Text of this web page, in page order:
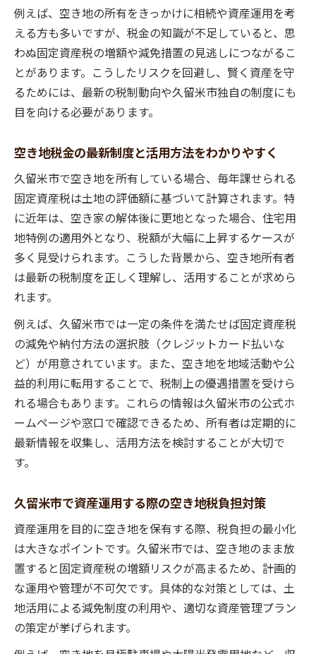
例えば、空き地の所有をきっかけに相続や資産運用を考
える方も多いですが、税金の知識が不足していると、思
わぬ固定資産税の増額や減免措置の見逃しにつながるこ
とがあります。こうしたリスクを回避し、賢く資産を守
るためには、最新の税制動向や久留米市独自の制度にも
目を向ける必要があります。
空き地税金の最新制度と活用方法をわかりやすく
久留米市で空き地を所有している場合、毎年課せられる
固定資産税は土地の評価額に基づいて計算されます。特
に近年は、空き家の解体後に更地となった場合、住宅用
地特例の適用外となり、税額が大幅に上昇するケースが
多く見受けられます。こうした背景から、空き地所有者
は最新の税制度を正しく理解し、活用することが求めら
れます。
例えば、久留米市では一定の条件を満たせば固定資産税
の減免や納付方法の選択肢（クレジットカード払いな
ど）が用意されています。また、空き地を地域活動や公
益的利用に転用することで、税制上の優遇措置を受けら
れる場合もあります。これらの情報は久留米市の公式ホ
ームページや窓口で確認できるため、所有者は定期的に
最新情報を収集し、活用方法を検討することが大切で
す。
久留米市で資産運用する際の空き地税負担対策
資産運用を目的に空き地を保有する際、税負担の最小化
は大きなポイントです。久留米市では、空き地のまま放
置すると固定資産税の増額リスクが高まるため、計画的
な運用や管理が不可欠です。具体的な対策としては、土
地活用による減免制度の利用や、適切な資産管理プラン
の策定が挙げられます。